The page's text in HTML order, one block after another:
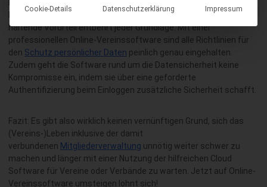
Internet verfügbar sein könnten. Doch dieses sich hartnäckig
haltende Vorurteil entbehrt jeder Grundlage: Mit einer
professionellen Online-Vereinssoftware sind alle Richtlinien für
den Schutz persönlicher Daten peinlich genau eingehalten.
Zudem geht die Software rund um die Datensicherheit keine
Kompromisse ein, indem sie über eine geforderte
Authentifizierung beim Einloggen zusätzliche Sicherheit schafft.
Fazit: Es gibt also wirklich keinen vernünftigen Grund, sich das
(Vereins-)Leben inklusive der damit
verbundenen Mitgliederverwaltung unnötig weiter schwer zu
machen und länger mit einer Nutzung der hilfreichen Cloud
Software für Vereine oder Verbände zu warten. Jetzt auf Online-
Vereinssoftware umsteigen lohnt sich!
Cookie-Details Datenschutzerklärung Impressum